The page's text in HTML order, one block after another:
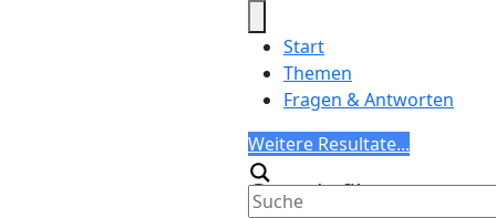
Start
Themen
Fragen & Antworten
Search
Weitere Resultate...
Generic filters